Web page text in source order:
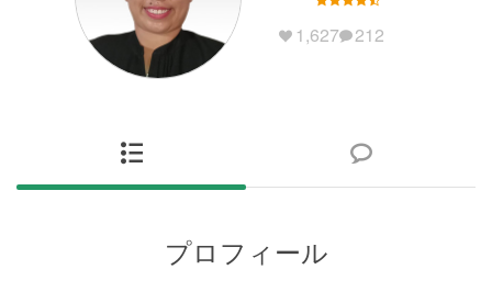
1,627 212
プロフィール